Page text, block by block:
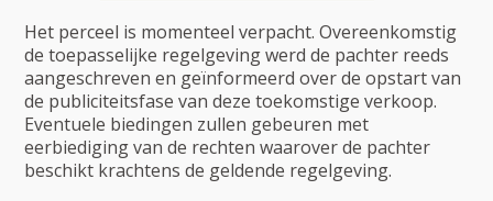
Het perceel is momenteel verpacht. Overeenkomstig
de toepasselijke regelgeving werd de pachter reeds
aangeschreven en geïnformeerd over de opstart van
de publiciteitsfase van deze toekomstige verkoop.
Eventuele biedingen zullen gebeuren met
eerbiediging van de rechten waarover de pachter
beschikt krachtens de geldende regelgeving.